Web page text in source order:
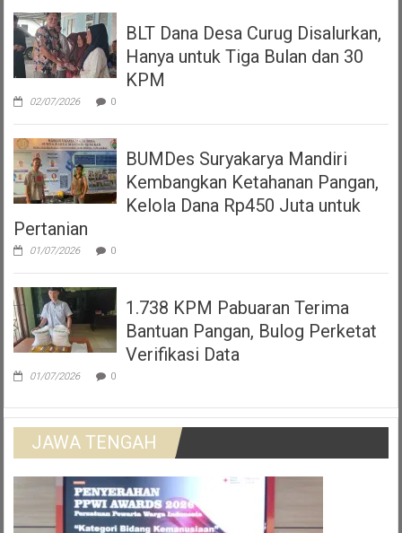
BLT Dana Desa Curug Disalurkan,
Hanya untuk Tiga Bulan dan 30
KPM
02/07/2026 0
BUMDes Suryakarya Mandiri
Kembangkan Ketahanan Pangan,
Kelola Dana Rp450 Juta untuk
Pertanian
01/07/2026 0
1.738 KPM Pabuaran Terima
Bantuan Pangan, Bulog Perketat
Verifikasi Data
01/07/2026 0
JAWA TENGAH